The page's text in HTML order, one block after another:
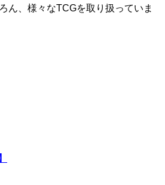
ん、様々なTCGを取り扱っていま